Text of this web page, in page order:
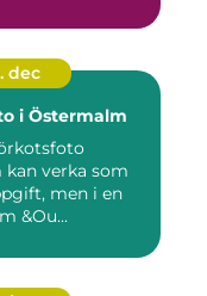
dec
i Östermalm
verka som
men i en
&Ou...